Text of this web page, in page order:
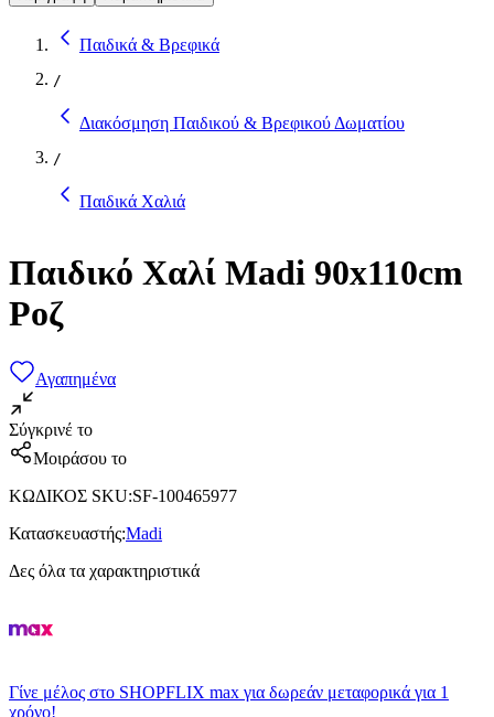
Παιδικά & Βρεφικά
/
Διακόσμηση Παιδικού & Βρεφικού Δωματίου
/
Παιδικά Χαλιά
Παιδικό Χαλί Madi 90x110cm
Ροζ
Αγαπημένα
Σύγκρινέ το
Μοιράσου το
ΚΩΔΙΚΟΣ SKU:SF-100465977
Κατασκευαστής:Madi
Δες όλα τα χαρακτηριστικά
Γίνε μέλος στο SHOPFLIX max για δωρεάν μεταφορικά για 1
χρόνο!